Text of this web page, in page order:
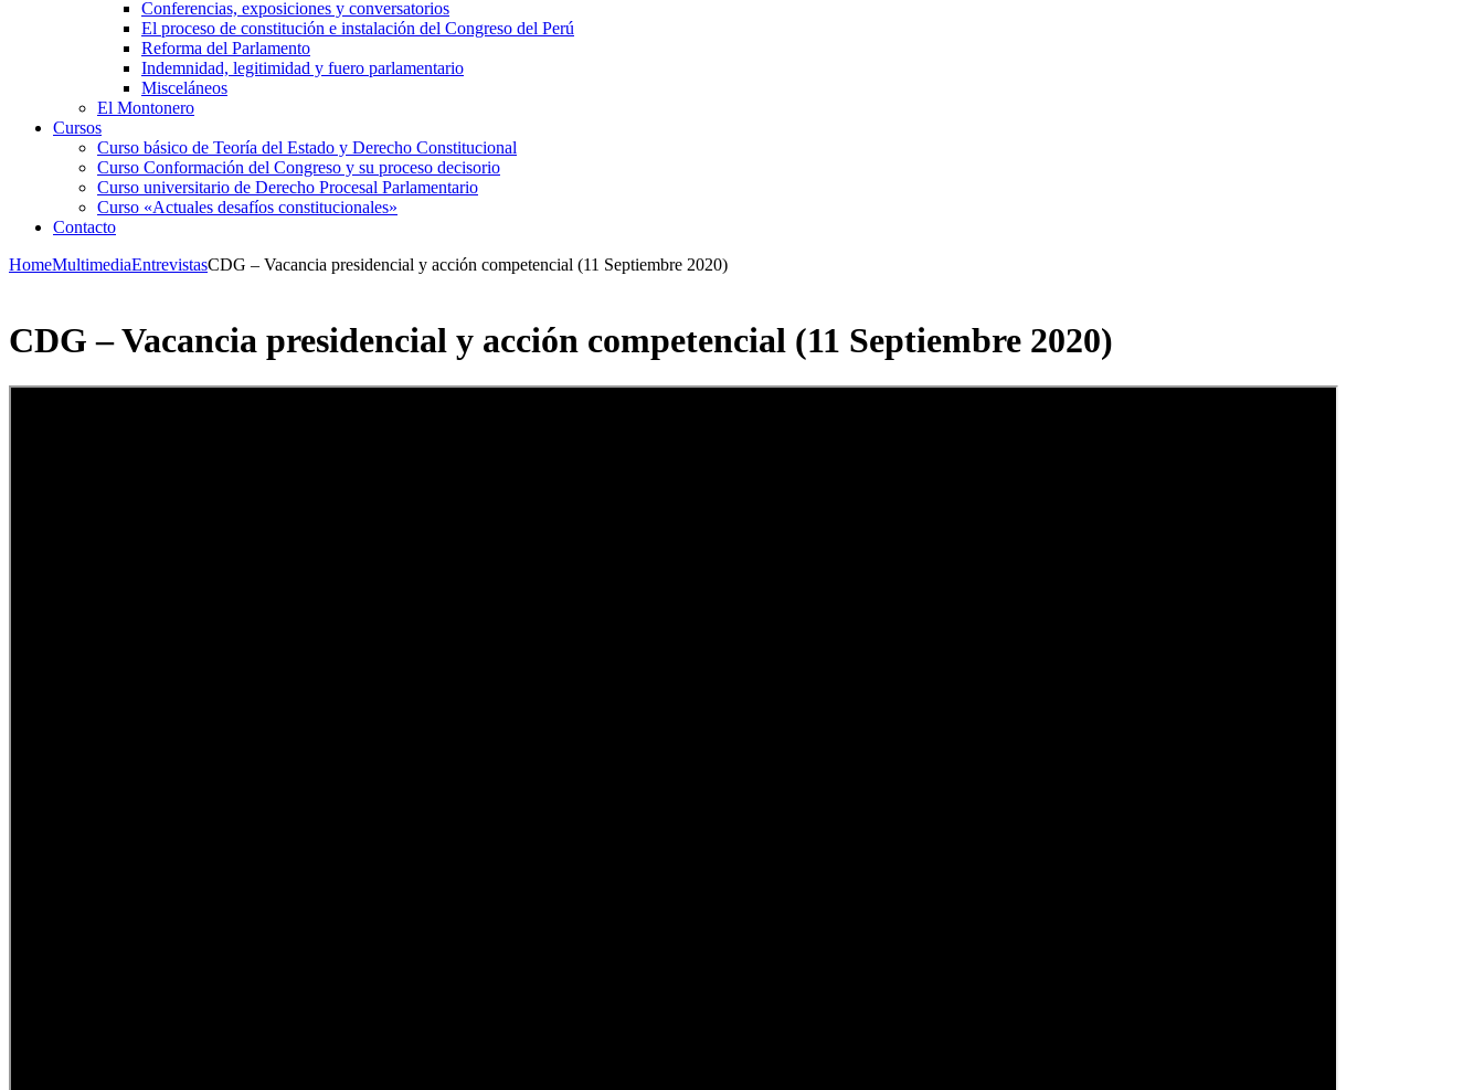
Conferencias, exposiciones y conversatorios
El proceso de constitución e instalación del Congreso del Perú
Reforma del Parlamento
Indemnidad, legitimidad y fuero parlamentario
Misceláneos
El Montonero
Cursos
Curso básico de Teoría del Estado y Derecho Constitucional
Curso Conformación del Congreso y su proceso decisorio
Curso universitario de Derecho Procesal Parlamentario
Curso «Actuales desafíos constitucionales»
Contacto
HomeMultimediaEntrevistasCDG – Vacancia presidencial y acción competencial (11 Septiembre 2020)
CDG – Vacancia presidencial y acción competencial (11 Septiembre 2020)